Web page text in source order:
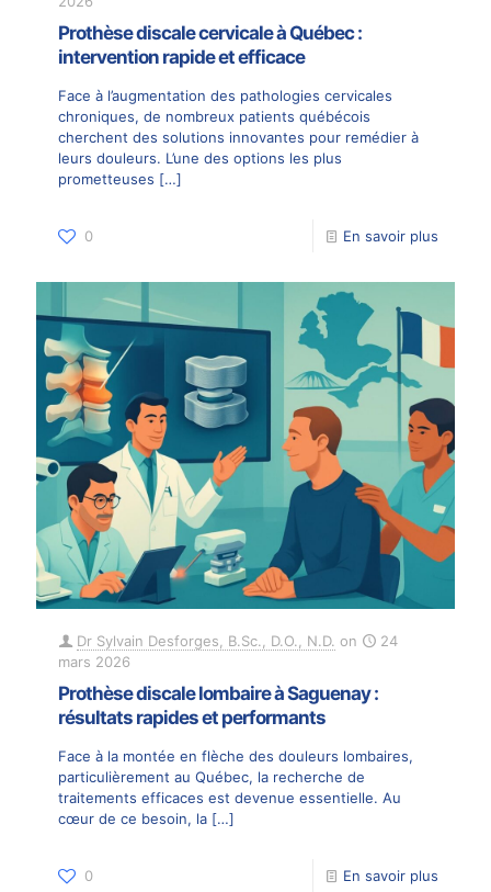
Prothèse discale cervicale à Québec :
intervention rapide et efficace
Face à l’augmentation des pathologies cervicales
chroniques, de nombreux patients québécois
cherchent des solutions innovantes pour remédier à
leurs douleurs. L’une des options les plus
prometteuses […]
0 En savoir plus
Dr Sylvain Desforges, B.Sc., D.O., N.D. on
24
mars 2026
Prothèse discale lombaire à Saguenay :
résultats rapides et performants
Face à la montée en flèche des douleurs lombaires,
particulièrement au Québec, la recherche de
traitements efficaces est devenue essentielle. Au
cœur de ce besoin, la […]
0 En savoir plus